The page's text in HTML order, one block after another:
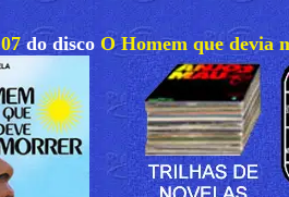
07do disco O Homem que devia